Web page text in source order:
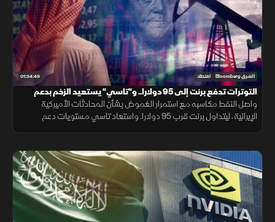
01:34:49 الشرق Bloomberg اقتصاد
التوترات تدفع برنت إلى 95 دولارا.. و"تاسي" يستعيد الزخم بدعم
القياديات
واصل النفط مكاسبه مع استمرار الغموض بشأن المحادثات الأميركية
الإيرانية، ليتداول برنت قرب 95 دولارا. واستعاد تاسي مستويات دعم